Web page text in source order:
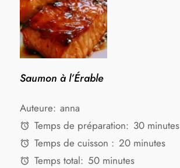
Saumon à l’Érable
Auteure: anna
Temps de préparation: 30 minutes
Temps de cuisson : 20 minutes
Temps total: 50 minutes